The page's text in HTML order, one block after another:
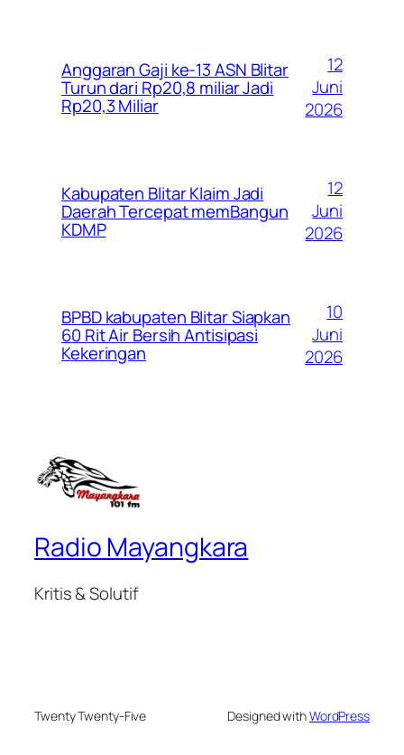
Anggaran Gaji ke-13 ASN Blitar
Turun dari Rp20,8 miliar Jadi
Rp20,3 Miliar
12
Juni
2026
Kabupaten Blitar Klaim Jadi
Daerah Tercepat memBangun
KDMP
12
Juni
2026
BPBD kabupaten Blitar Siapkan
60 Rit Air Bersih Antisipasi
Kekeringan
10
Juni
2026
Radio Mayangkara
Kritis & Solutif
Twenty Twenty-Five Designed withWordPress